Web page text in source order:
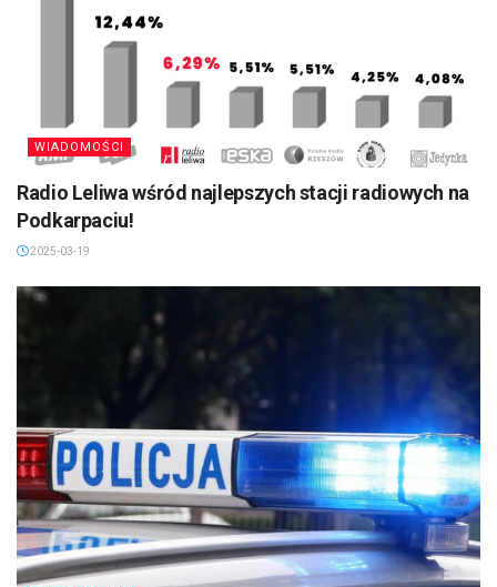
WIADOMOŚCI
Radio Leliwa wśród najlepszych stacji radiowych na
Podkarpaciu!
2025-03-19